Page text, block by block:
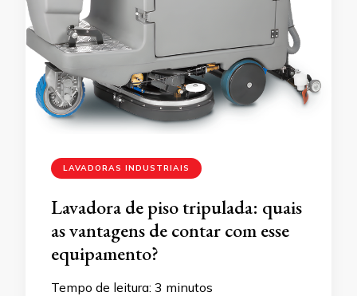
LAVADORAS INDUSTRIAIS
Lavadora de piso tripulada: quais
as vantagens de contar com esse
equipamento?
Tempo de leitura: 3 minutos